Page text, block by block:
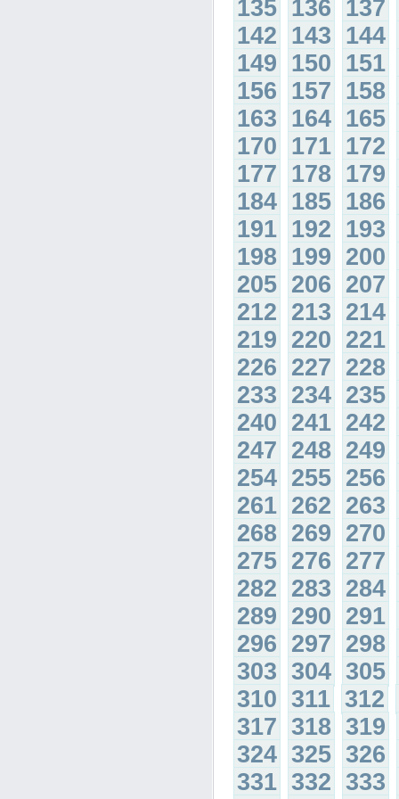
135 136 137
142 143 144
149 150 151
156 157 158
163 164 165
170 171 172
177 178 179
184 185 186
191 192 193
198 199 200
205 206 207
212 213 214
219 220 221
226 227 228
233 234 235
240 241 242
247 248 249
254 255 256
261 262 263
268 269 270
275 276 277
282 283 284
289 290 291
296 297 298
303 304 305
310 311 312
317 318 319
324 325 326
331 332 333